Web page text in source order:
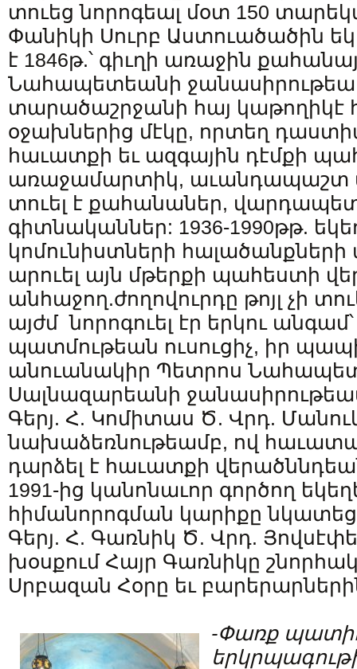
տուեց նորոգեալ մօտ 150
Փանիկի Սուրբ Աստուածածին
է 1846թ.՝ գիւղի առաջին
Նահապետեանի
տարածաշրջանի հայ կաթողիկէ
օջախներից մէկը, որտեղ
հաւատքի եւ ազգային դէմքի
առաջամարտիկ, աւանդապաշտ
տուել է քահանաներ,
գիտնականներ: 1936-1990թթ.
կոմունիստների
արուել այն մթերքի պահեստի
անհաջող.ժողովուրդը թոյլ չի
այժմ նորոգուել էր երկու անգամ՝
պատմութեան ուսուցիչ, իր
անուանակիր Պետրոս
Սալնազարեանի
Գերյ. Հ. Կոմիտաս Ծ. Վրդ.
նախաձեռնութեամբ, ով
դարձել է հաւատքի
1991-ից կանոնաւոր գործող
հիմանորոգման կարիքը
Գերյ. Հ. Գառնիկ Ծ. Վրդ.
խօսքում Հայր Գառնիկը
Սրբազան Հօրը եւ
-Փառք